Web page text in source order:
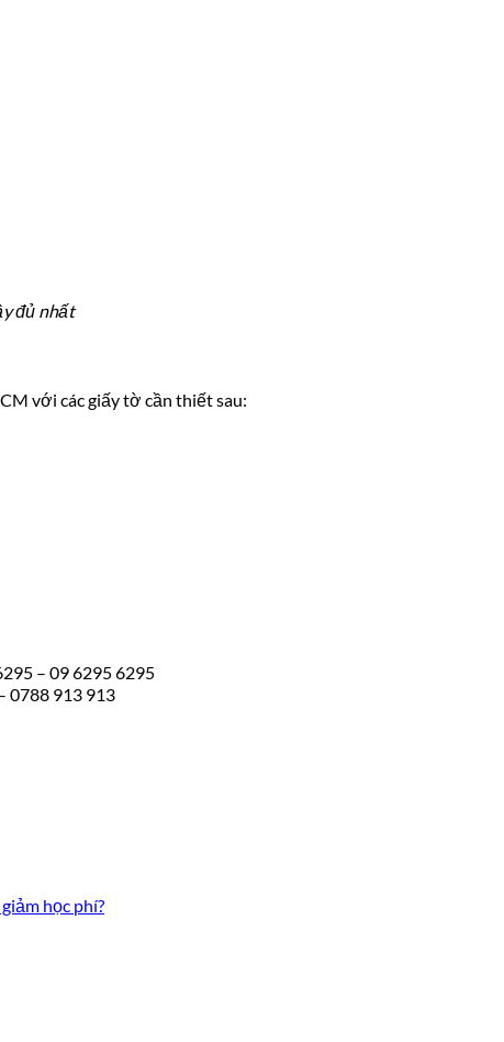
đủ nhất
với các giấy tờ cần thiết sau:
– 09 6295 6295
0788 913 913
học phí?